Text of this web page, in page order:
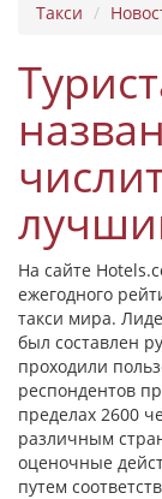
Такси
На сайте
ежегодного
такси мира.
был составлен
проходили
респондентов
пределах 2600
различным
оценочные
путем